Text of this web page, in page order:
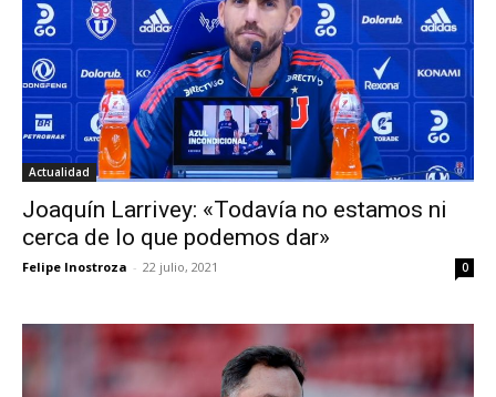
Actualidad
Joaquín Larrivey: «Todavía no estamos ni
cerca de lo que podemos dar»
Felipe Inostroza - 22 julio, 2021 0